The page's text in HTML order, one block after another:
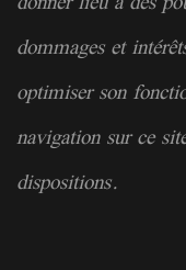
dommages et
optimiser son
navigation sur ce
dispositions.